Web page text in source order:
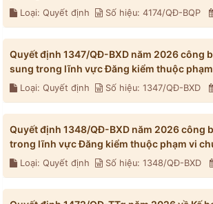
Loại: Quyết định Số hiệu: 4174/QĐ-BQP
Quyết định 1347/QĐ-BXD năm 2026 công
sung trong lĩnh vực Đăng kiểm thuộc
Loại: Quyết định Số hiệu: 1347/QĐ-BXD
Quyết định 1348/QĐ-BXD năm 2026 công
trong lĩnh vực Đăng kiểm thuộc phạm vi
Loại: Quyết định Số hiệu: 1348/QĐ-BXD